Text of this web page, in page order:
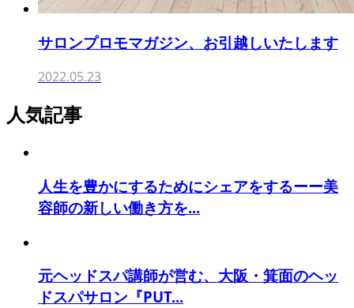
サロンプロモマガジン、お引越しいたします
2022.05.23
人気記事
人生を豊かにするためにシェアをするーー美
容師の新しい働き方を...
元ヘッドスパ講師が営む、大阪・箕面のヘッ
ドスパサロン『PUT...